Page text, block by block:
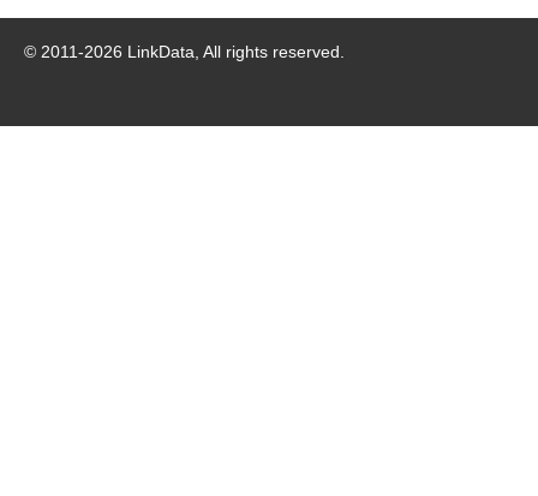
© 2011-2026 LinkData, All rights reserved.